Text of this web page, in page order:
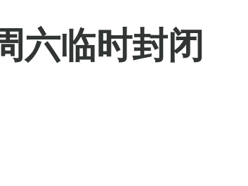
六临时封闭